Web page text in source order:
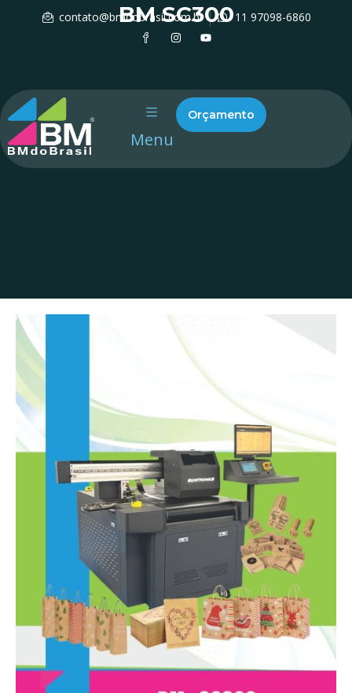
contato@bmdobrasil.com.br 11 97098-6860
Menu
Orçamento
BM SC300